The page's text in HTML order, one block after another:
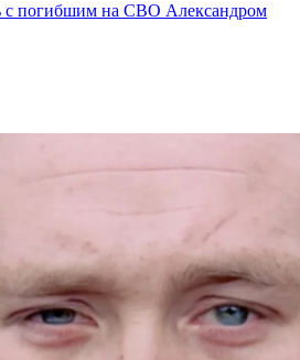
с погибшим на СВО Александром